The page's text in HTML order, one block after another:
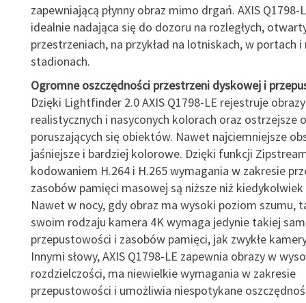
zapewniającą płynny obraz mimo drgań. AXIS
idealnie nadająca się do dozoru na rozległych,
przestrzeniach, na przykład na lotniskach, w portach i
stadionach.
Ogromne oszczędności przestrzeni dyskowej i
Dzięki Lightfinder 2.0 AXIS Q1798-LE rejestruje
realistycznych i nasyconych kolorach oraz ostrzejsze
poruszających się obiektów. Nawet najciemniejsze
jaśniejsze i bardziej kolorowe. Dzięki funkcji
kodowaniem H.264 i H.265 wymagania w zakresie
zasobów pamięci masowej są niższe niż kiedykolwiek
Nawet w nocy, gdy obraz ma wysoki poziom szumu,
swoim rodzaju kamera 4K wymaga jedynie takiej
przepustowości i zasobów pamięci, jak zwykłe
Innymi słowy, AXIS Q1798-LE zapewnia obrazy w
rozdzielczości, ma niewielkie wymagania w zakresie
przepustowości i umożliwia niespotykane